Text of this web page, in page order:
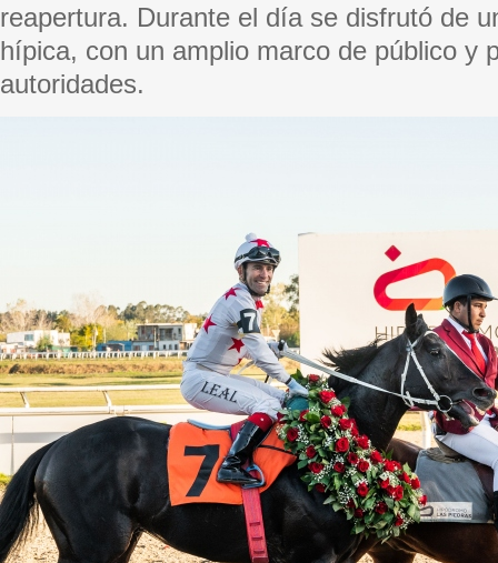
reapertura. Durante el día se disfrutó de
hípica, con un amplio marco de público y
autoridades.